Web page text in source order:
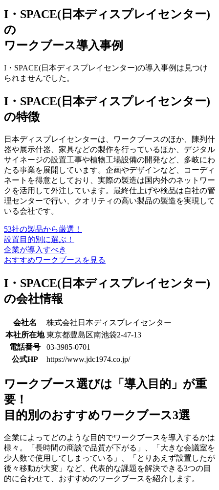
I・SPACE(日本ディスプレイセンター)
の
ワークブース導入事例
I・SPACE(日本ディスプレイセンター)の導入事例は見つけ
られませんでした。
I・SPACE(日本ディスプレイセンター)
の特徴
日本ディスプレイセンターは、ワークブースのほか、陳列什
器や展示什器、家具などの製作を行っているほか、デジタル
サイネージの設置工事や植物工場設備の開発など、多岐にわ
たる事業を展開しています。企画やデザインなど、コーディ
ネートを得意としており、実際の製造は国内外のネットワー
クを活用して外注しています。最終仕上げや検品は自社の管
理センターで行い、クオリティの高い製品の製造を実現して
いる会社です。
53社の製品から厳選！
設置目的別に選ぶ！
企業が導入すべき
おすすめワークブースを見る
I・SPACE(日本ディスプレイセンター)
の会社情報
会社名
株式会社日本ディスプレイセンター
本社所在地 東京都豊島区南池袋2-47-13
電話番号
03-3985-0701
公式HP
https://www.jdc1974.co.jp/
ワークブース選びは「導入目的」が重
要！
目的別のおすすめワークブース3選
企業によってどのような目的でワークブースを導入するかは
様々。「長時間の商談で品質が下がる」、「大きな会議室を
少人数で使用してしまっている」、「とりあえず設置したが
後々移動が大変」など、代表的な課題を解決できる3つの目
的に合わせて、おすすめのワークブースを紹介します。